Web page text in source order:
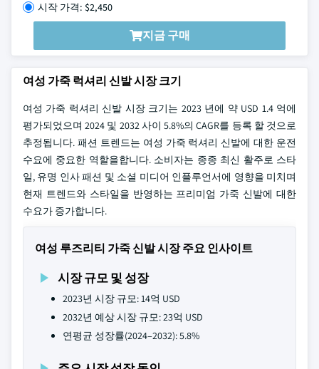
시작 가격: $2,450
지금 구매
여성 가죽 럭셔리 신발 시장 크기
여성 가죽 럭셔리 신발 시장 크기는 2023 년에 약 USD 1.4 억에
평가되었으며 2024 및 2032 사이 5.8%의 CAGR를 등록 할 것으로
추정됩니다. 패션 트렌드는 여성 가죽 럭셔리 신발에 대한 운전
수요에 중요한 역할을합니다. 소비자는 종종 최신 활주로 스타
일, 유명 인사 패션 및 소셜 미디어 인플루언서에 영향을 미치며
현재 트렌드와 스타일을 반영하는 프리미엄 가죽 신발에 대한
수요가 증가합니다.
여성 루즈리티 가죽 신발 시장 주요 인사이트
시장 규모 및 성장
2023년 시장 규모: 14억 USD
2032년 예상 시장 규모: 23억 USD
연평균 성장률(2024–2032): 5.8%